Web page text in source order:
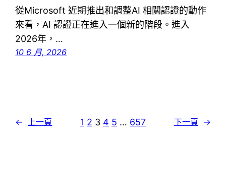
從Microsoft 近期推出和調整AI 相關認證的動作
來看，AI 認證正在進入一個新的階段。進入
2026年，…
10 6 月, 2026
← 上一頁 1 2 3 4 5 … 657 下一頁 →